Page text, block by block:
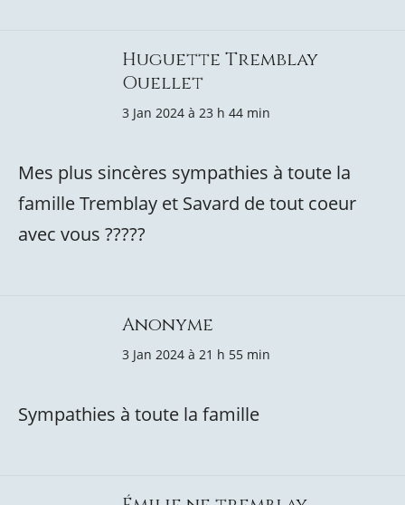
Huguette Tremblay
Ouellet
3 Jan 2024 à 23 h 44 min
Mes plus sincères sympathies à toute la
famille Tremblay et Savard de tout coeur
avec vous ?????
Anonyme
3 Jan 2024 à 21 h 55 min
Sympathies à toute la famille